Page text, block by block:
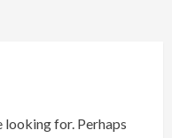
looking for. Perhaps